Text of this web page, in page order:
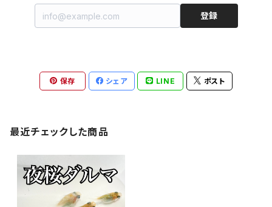
登録
保存 シェア LINE ポスト
最近チェックした商品